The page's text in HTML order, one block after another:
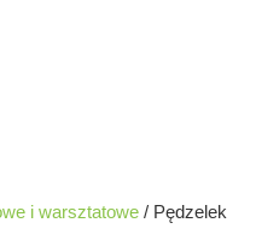
i warsztatowe / Pędzelek